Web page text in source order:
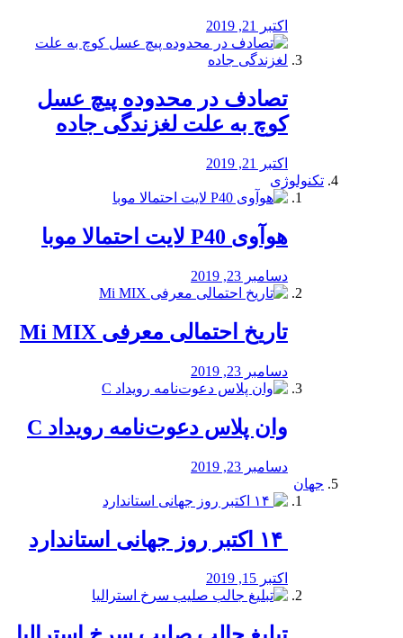
اکتبر 21, 2019
تصادف در محدوده پیچ عسل
کوچ به علت لغزندگی جاده
اکتبر 21, 2019
تکنولوژی
هوآوی P40 لایت احتمالا موبا
دسامبر 23, 2019
تاریخ احتمالی معرفی Mi MIX
دسامبر 23, 2019
وان پلاس دعوت‌نامه رویداد C
دسامبر 23, 2019
جهان
اکتبر 15, 2019